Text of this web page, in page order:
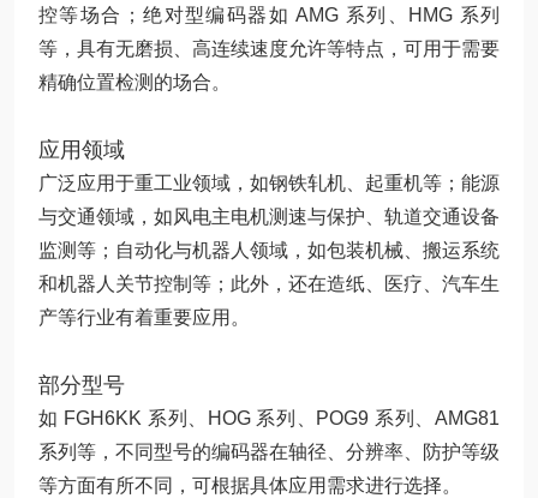
控等场合；绝对型编码器如 AMG 系列、HMG 系列
等，具有无磨损、高连续速度允许等特点，可用于需要
精确位置检测的场合。
应用领域
广泛应用于重工业领域，如钢铁轧机、起重机等；能源
与交通领域，如风电主电机测速与保护、轨道交通设备
监测等；自动化与机器人领域，如包装机械、搬运系统
和机器人关节控制等；此外，还在造纸、医疗、汽车生
产等行业有着重要应用。
部分型号
如 FGH6KK 系列、HOG 系列、POG9 系列、AMG81
系列等，不同型号的编码器在轴径、分辨率、防护等级
等方面有所不同，可根据具体应用需求进行选择。